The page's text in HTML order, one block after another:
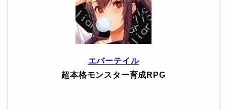
エバーテイル
超本格モンスター育成RPG